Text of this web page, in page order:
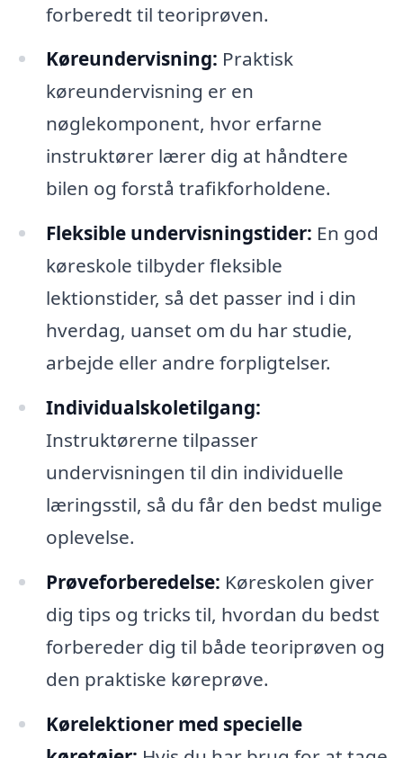
forberedt til teoriprøven.
Køreundervisning: Praktisk
køreundervisning er en
nøglekomponent, hvor erfarne
instruktører lærer dig at håndtere
bilen og forstå trafikforholdene.
Fleksible undervisningstider: En god
køreskole tilbyder fleksible
lektionstider, så det passer ind i din
hverdag, uanset om du har studie,
arbejde eller andre forpligtelser.
Individualskoletilgang:
Instruktørerne tilpasser
undervisningen til din individuelle
læringsstil, så du får den bedst mulige
oplevelse.
Prøveforberedelse: Køreskolen giver
dig tips og tricks til, hvordan du bedst
forbereder dig til både teoriprøven og
den praktiske køreprøve.
Kørelektioner med specielle